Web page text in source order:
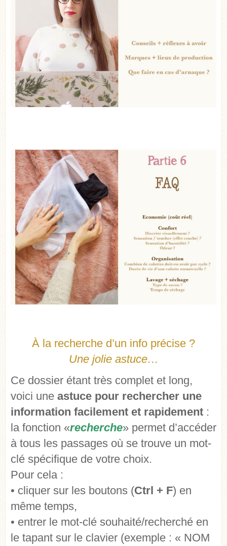
À la recherche d’un info précise ?
Une jolie astuce…
Ce dossier étant très complet et long,
voici une astuce pour rechercher une
information facilement et rapidement :
la fonction «recherche» permet d’accéder
à tous les passages où se trouve un mot-
clé spécifique de votre choix.
Pour cela :
• cliquer sur les boutons (Ctrl + F) en
même temps,
• entrer le mot-clé souhaité/recherché en
le tapant sur le clavier (exemple : « NOM